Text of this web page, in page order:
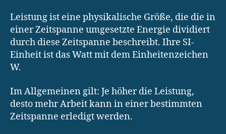
Leistung ist eine physikalische Größe, die die in
einer Zeitspanne umgesetzte Energie dividiert
durch diese Zeitspanne beschreibt. Ihre SI-
Einheit ist das Watt mit dem Einheitenzeichen
W.
Im Allgemeinen gilt: Je höher die Leistung,
desto mehr Arbeit kann in einer bestimmten
Zeitspanne erledigt werden.